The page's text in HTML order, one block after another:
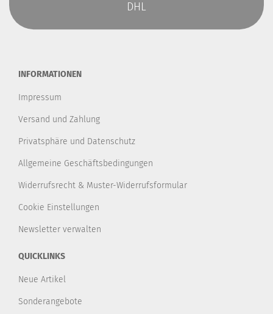
DHL
INFORMATIONEN
Impressum
Versand und Zahlung
Privatsphäre und Datenschutz
Allgemeine Geschäftsbedingungen
Widerrufsrecht & Muster-Widerrufsformular
Cookie Einstellungen
Newsletter verwalten
QUICKLINKS
Neue Artikel
Sonderangebote